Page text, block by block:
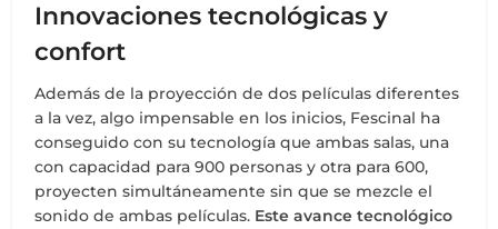
Innovaciones tecnológicas y
confort
Además de la proyección de dos películas diferentes
a la vez, algo impensable en los inicios, Fescinal ha
conseguido con su tecnología que ambas salas, una
con capacidad para 900 personas y otra para 600,
proyecten simultáneamente sin que se mezcle el
sonido de ambas películas. Este avance tecnológico